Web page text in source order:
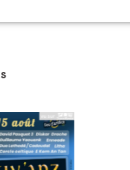
6 temps (Burn's Duo)
(Alain Pennec)
(Bruno Amice)